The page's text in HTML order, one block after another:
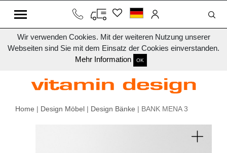
Wir verwenden Cookies. Mit der weiteren Nutzung unserer
Webseiten sind Sie mit dem Einsatz der Cookies einverstanden.
Mehr Information
OK
Home | Design Möbel | Design Bänke | BANK MENA 3